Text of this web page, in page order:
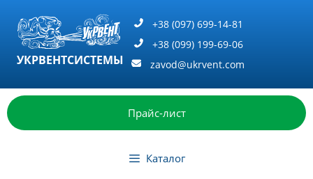
содержимому
УКРВЕНТСИСТЕМЫ
+38 (097) 699-14-81
+38 (099) 199-69-06
zavod@ukrvent.com
Прайс-лист
Каталог